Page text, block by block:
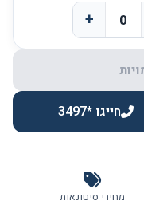
+
חייגו *3497
מחירי סיטונאות